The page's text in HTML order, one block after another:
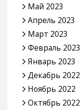
Май 2023
Апрель 2023
Март 2023
Февраль 2023
Январь 2023
Декабрь 2022
Ноябрь 2022
Октябрь 2022